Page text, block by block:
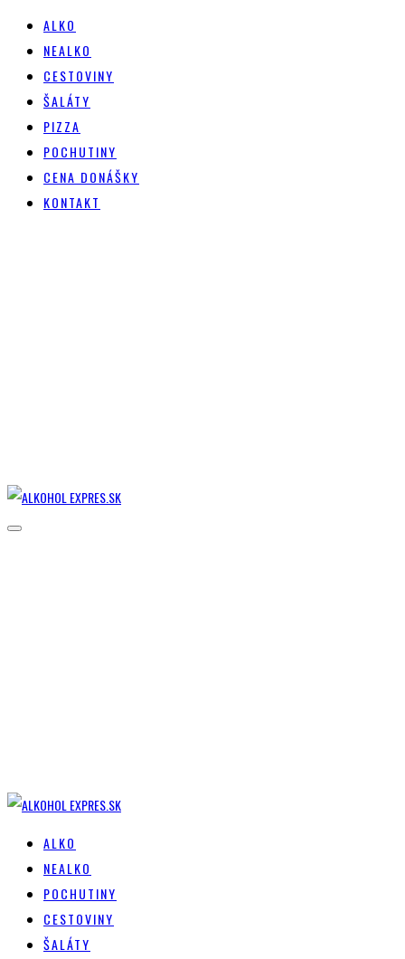
ALKO
NEALKO
CESTOVINY
ŠALÁTY
PIZZA
POCHUTINY
CENA DONÁŠKY
KONTAKT
ALKO
NEALKO
POCHUTINY
CESTOVINY
ŠALÁTY